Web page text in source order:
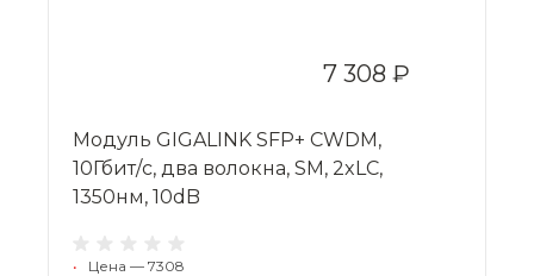
7 308 ₽
Модуль GIGALINK SFP+ CWDM,
10Гбит/c, два волокна, SM, 2xLC,
1350нм, 10dB
• Цена — 7308